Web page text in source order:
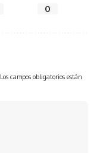
0
Los campos obligatorios están